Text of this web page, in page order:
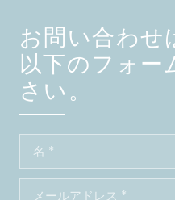
お問い合わせ
以下のフォー
さい。